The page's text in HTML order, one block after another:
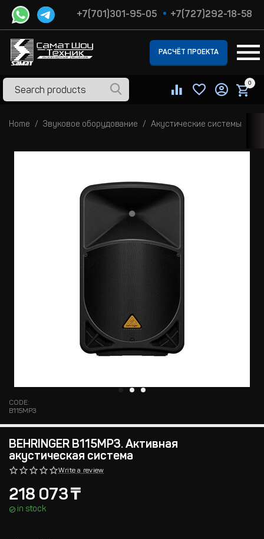
+7(701)301-95-05 +7(727)292-18-58
РАСЧЁТ ПРОЕКТА
0
Home Звуковое оборудование Акустические системы
CODE:
B115MP3
BEHRINGER B115MP3. Активная
акустическая система
Write a review
218 073₸
in stock